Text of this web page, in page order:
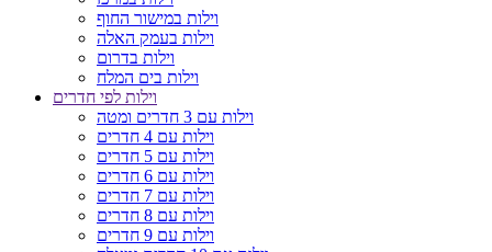
וילות במישור החוף
וילות בעמק האלה
וילות בדרום
וילות בים המלח
וילות לפי חדרים
וילות עם 3 חדרים ומטה
וילות עם 4 חדרים
וילות עם 5 חדרים
וילות עם 6 חדרים
וילות עם 7 חדרים
וילות עם 8 חדרים
וילות עם 9 חדרים